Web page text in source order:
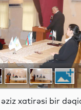
xatirəsi bir